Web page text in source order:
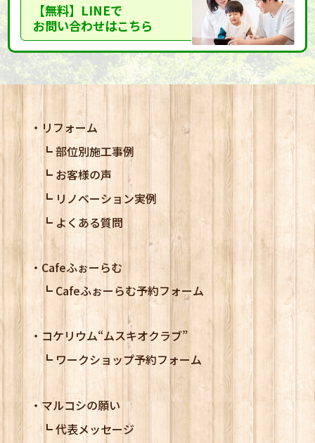
【無料】LINEで
お問い合わせはこちら
リフォーム
部位別施工事例
お客様の声
リノベーション実例
よくある質問
Cafeふぉーらむ
Cafeふぉーらむ予約フォーム
コケリウム“ムスキオクラブ”
ワークショップ予約フォーム
マルコシの願い
代表メッセージ